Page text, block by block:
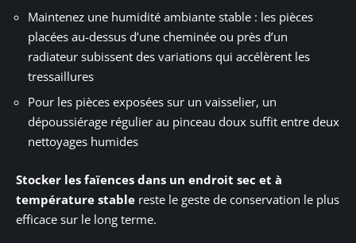
Maintenez une humidité ambiante stable : les pièces
placées au-dessus d’une cheminée ou près d’un
radiateur subissent des variations qui accélèrent les
tressaillures
Pour les pièces exposées sur un vaisselier, un
dépoussiérage régulier au pinceau doux suffit entre deux
nettoyages humides
Stocker les faïences dans un endroit sec et à
température stable reste le geste de conservation le plus
efficace sur le long terme.